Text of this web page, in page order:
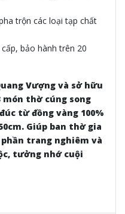
trộn các loại tạp chất
bảo hành trên 20
Vượng và sở hữu
món thờ cúng song
từ đồng vàng 100%
Giúp ban thờ gia
trang nghiêm và
tưởng nhớ cuội